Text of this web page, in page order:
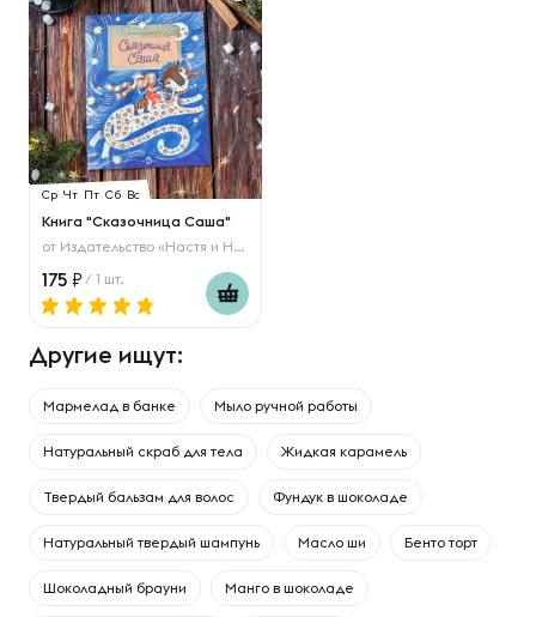
Ср Чт Пт Сб Вс
Книга "Сказочница Саша"
от Издательство «Настя и Никита»
175 / 1 шт.
Другие ищут:
Мармелад в банке Мыло ручной работы
Натуральный скраб для тела Жидкая карамель
Твердый бальзам для волос Фундук в шоколаде
Натуральный твердый шампунь Масло ши Бенто торт
Шоколадный брауни Манго в шоколаде